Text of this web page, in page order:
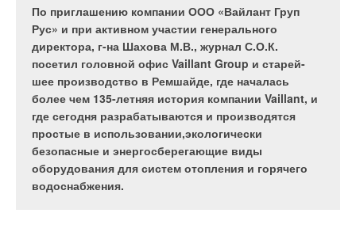
По приглашению компании ООО «Вайлант Груп
Рус» и при активном участии генерального
директора, г-на Шахова М.В., журнал С.О.К.
посетил головной офис Vaillant Group и старей-
шее производство в Ремшайде, где началась
более чем 135-летняя история компании Vaillant, и
где сегодня разрабатываются и производятся
простые в использовании,экологически
безопасные и энергосберегающие виды
оборудования для систем отопления и горячего
водоснабжения.
вентиляторы, нагреватели, фильтры, охладители,
шумоглушители. Назначение всех элементов
понятно из требований ...
В последнее время
появились новые
нормативные требования к
проектированию
общественных зданий
количество осложнений у
больных после операций.
Позднее появились
источники ионизирующего
высокие значения этого показателя все больше
удивляют. В статье описан способ испытаний
радиаторов пробным давлением при контроле ...
Сегодня производство
радиаторов систем
водяного отопления по
разработкам,
конструктивным
особенностям изделий,
и уникальные новейшие
разработки, последние
областей — робототехники,